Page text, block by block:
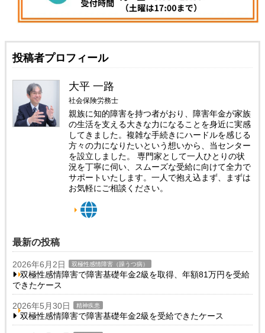
投稿者プロフィール
大平 一路
社会保険労務士
親族に知的障害を持つ者がおり、障害年金が家族
の生活を支える大きな力になることを身近に実感
してきました。複雑な手続きにハードルを感じる
方々の力になりたいという想いから、当センター
を設立しました。 専門家として一人ひとりの状
況を丁寧に伺い、スムーズな受給に向けて全力で
サポートいたします。一人で抱え込まず、まずは
お気軽にご相談ください。
最新の投稿
2026年6月2日 双極性感情障害（躁うつ病）
双極性感情障害で障害基礎年金2級を取得、年額81万円を受給
できたケース
2026年5月30日 精神疾患
双極性感情障害で障害基礎年金2級を受給できたケース